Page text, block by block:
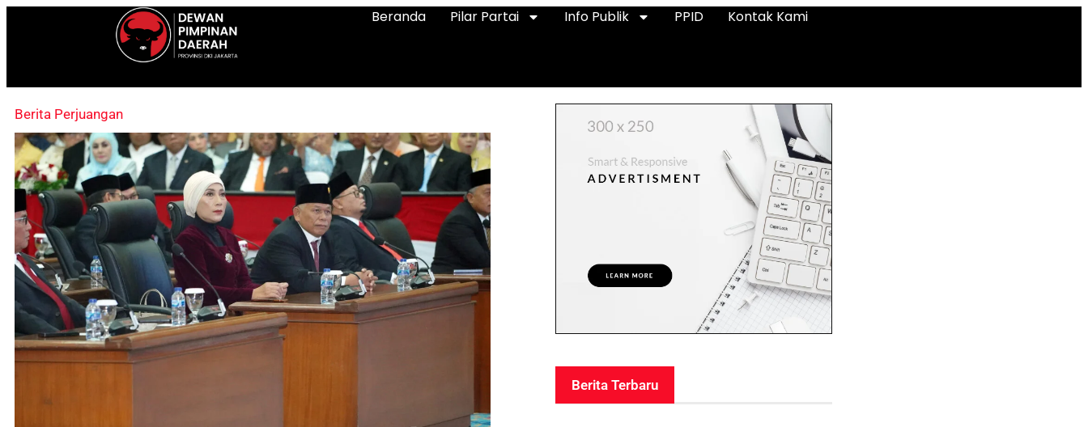
Beranda Pilar Partai Info Publik PPID Kontak Kami
Berita Perjuangan
Berita Terbaru